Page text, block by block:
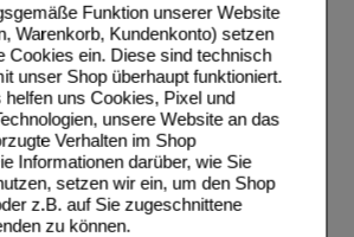
Funktion unserer Website
Warenkorb, Kundenkonto) setzen
Cookies ein. Diese sind technisch
unser Shop überhaupt funktioniert.
helfen uns Cookies, Pixel und
unsere Website an das
Verhalten im Shop
Informationen darüber, wie Sie
setzen wir ein, um den Shop
z.B. auf Sie zugeschnittene
zu können.